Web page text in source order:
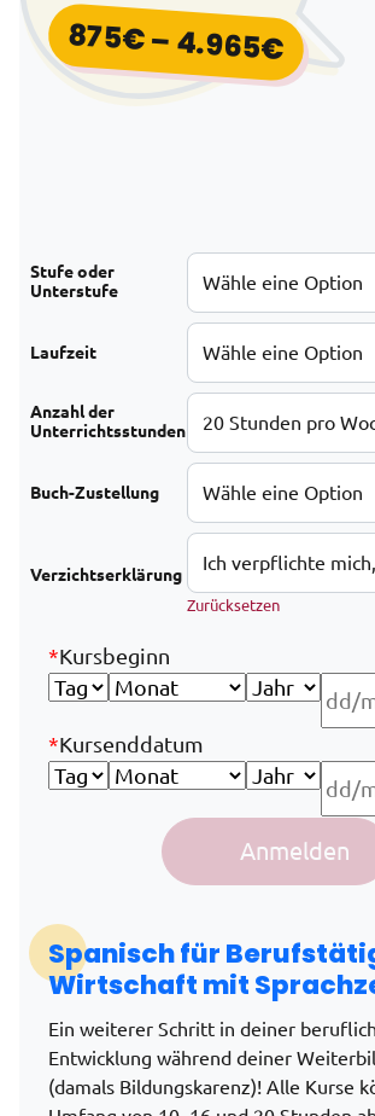
875€–4.965€
Stufe oder
Unterstufe
Laufzeit
Anzahl der
Unterrichtsstunden
Buch-Zustellung
Verzichtserklärung
Zurücksetzen
*Kursbeginn
*Kursenddatum
Spanisch für Handel, Wirtschaft und
Anmelden
Spanisch für
Wirtschaft mit
Ein weiterer Schritt in deiner
Entwicklung während deiner
(damals Bildungskarenz)! Alle Kurse